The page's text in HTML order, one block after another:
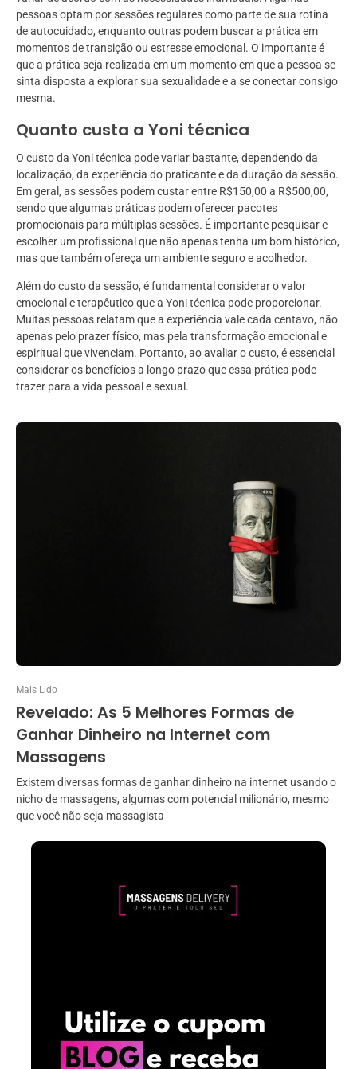
pessoas optam por sessões regulares como parte de sua rotina
de autocuidado, enquanto outras podem buscar a prática em
momentos de transição ou estresse emocional. O importante é
que a prática seja realizada em um momento em que a pessoa se
sinta disposta a explorar sua sexualidade e a se conectar consigo
mesma.
Quanto custa a Yoni técnica
O custo da Yoni técnica pode variar bastante, dependendo da
localização, da experiência do praticante e da duração da sessão.
Em geral, as sessões podem custar entre R$150,00 a R$500,00,
sendo que algumas práticas podem oferecer pacotes
promocionais para múltiplas sessões. É importante pesquisar e
escolher um profissional que não apenas tenha um bom histórico,
mas que também ofereça um ambiente seguro e acolhedor.
Além do custo da sessão, é fundamental considerar o valor
emocional e terapêutico que a Yoni técnica pode proporcionar.
Muitas pessoas relatam que a experiência vale cada centavo, não
apenas pelo prazer físico, mas pela transformação emocional e
espiritual que vivenciam. Portanto, ao avaliar o custo, é essencial
considerar os benefícios a longo prazo que essa prática pode
trazer para a vida pessoal e sexual.
Mais Lido
Revelado: As 5 Melhores Formas de
Ganhar Dinheiro na Internet com
Massagens
Existem diversas formas de ganhar dinheiro na internet usando o
nicho de massagens, algumas com potencial milionário, mesmo
que você não seja massagista